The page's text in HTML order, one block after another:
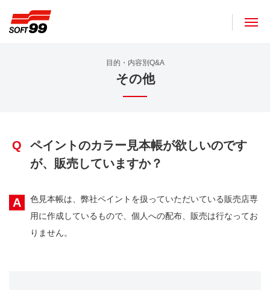
目的・内容別Q&A
その他
Q
ペイントのカラー見本帳が欲しいのです
が、販売していますか？
A
色見本帳は、弊社ペイントを扱っていただいている販売店専
用に作成しているもので、個人への配布、販売は行なってお
りません。